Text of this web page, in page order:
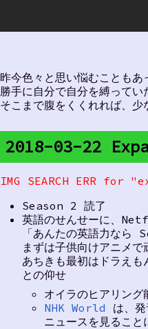
昨今色々と思い悩むことも
勝手に自分で自分を縛ってい
そこまで腹をくくれれば、少
2018-03-22
IMG SEARCH ERR for
Season 2 読了
英語のせんせーに、
「あんたの英語力なら
まずは子供向けアニ
あちきも最初はドラえも
との仰せ
オイラのヒアリン
NHK World は、
ニュースを見ること